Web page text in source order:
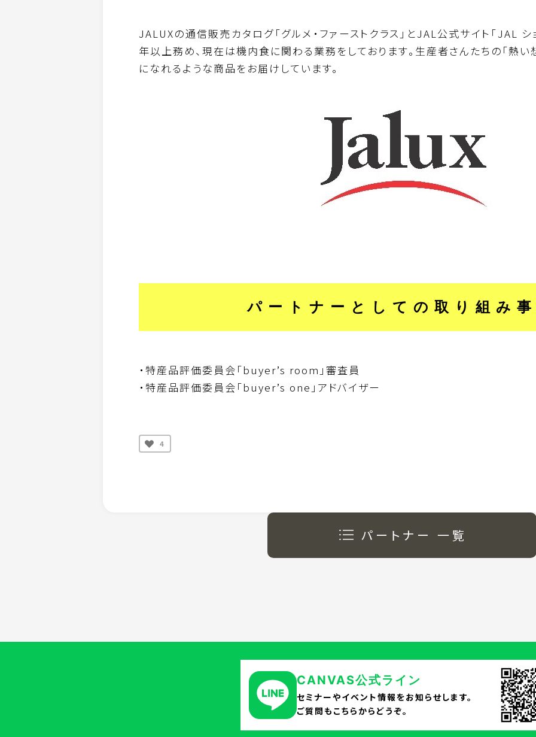
JALUXの通信販売カタログ「グルメ・ファーストクラス」とJAL公式サイト「JAL
年以上務め、現在は機内食に関わる業務をしております。生産者さんたちの「熱い
になれるような商品をお届けしています。
パートナーとしての取り組み
・特産品評価委員会「buyer’s room」審査員
・特産品評価委員会「buyer’s one」アドバイザー
4
パートナー 一覧
CANVAS公式ライン
セミナーやイベント情報をお知らせします。
ご質問もこちらからどうぞ。